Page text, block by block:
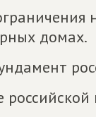
домах.